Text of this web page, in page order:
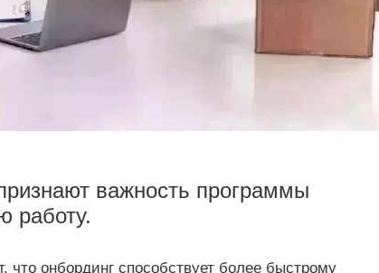
важность программы
работу.
онбординг способствует более быстрому